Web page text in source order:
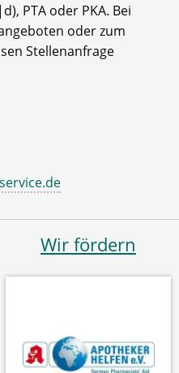
PTA oder PKA. Bei
oder zum
Stellenanfrage
Wir fördern